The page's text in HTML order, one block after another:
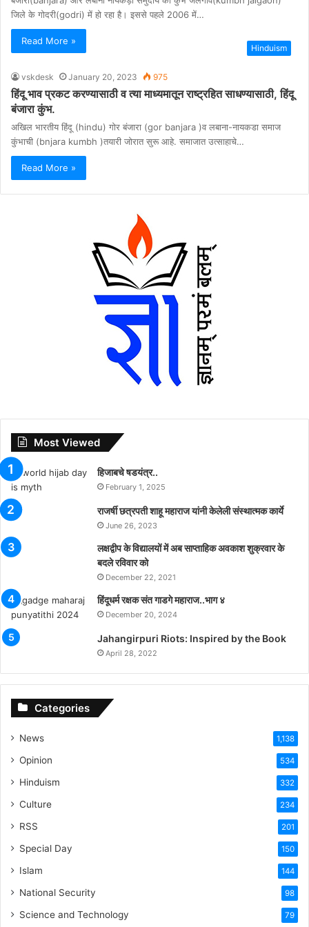
जिले के गोदरी(godri) में हो रहा है। इससे पहले 2006 में…
Read More »
Hinduism
vskdesk January 20, 2023 975
हिंदू भाव प्रकट करण्यासाठी व त्या माध्यमातून राष्ट्रहित साधण्यासाठी, हिंदू
बंजारा कुंभ.
अखिल भारतीय हिंदू (hindu) गोर बंजारा (gor banjara )व लबाना-नायकडा समाज
कुंभाची (bnjara kumbh )तयारी जोरात सुरू आहे. समाजात उत्साहाचे…
Read More »
Most Viewed
हिजाबचे षडयंत्र..
February 1, 2025
राजर्षी छत्रपती शाहू महाराज यांनी केलेली संस्थात्मक कार्ये
June 26, 2023
लक्षद्वीप के विद्यालयों में अब साप्ताहिक अवकाश शुक्रवार के
बदले रविवार को
December 22, 2021
हिंदूधर्म रक्षक संत गाडगे महाराज..भाग ४
December 20, 2024
Jahangirpuri Riots: Inspired by the Book
April 28, 2022
Categories
News 1,138
Opinion 534
Hinduism 332
Culture 234
RSS 201
Special Day 150
Islam 144
National Security 98
Science and Technology 79